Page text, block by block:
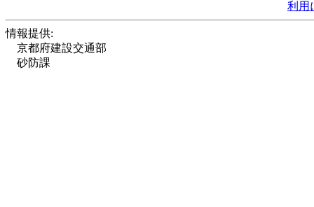
利用
情報提供:
京都府建設交通部
砂防課